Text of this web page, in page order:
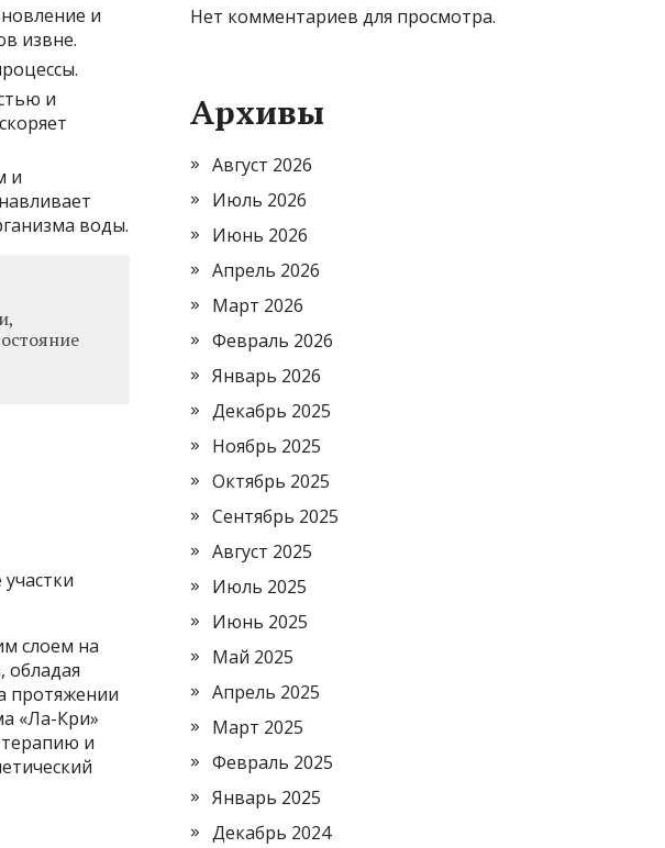
и
извне.
и
и
воды.
слоем на
обладая
протяжении
«Ла-Кри»
и
Нет комментариев для просмотра.
Архивы
Август 2026
Июль 2026
Июнь 2026
Апрель 2026
Март 2026
Февраль 2026
Январь 2026
Декабрь 2025
Ноябрь 2025
Октябрь 2025
Сентябрь 2025
Август 2025
Июль 2025
Июнь 2025
Май 2025
Апрель 2025
Март 2025
Февраль 2025
Январь 2025
Декабрь 2024